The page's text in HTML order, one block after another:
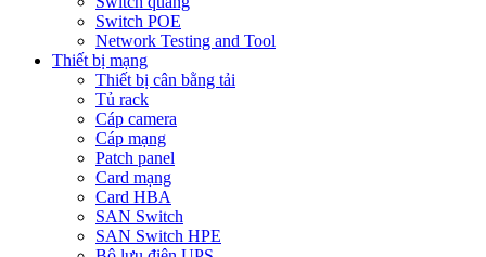
Switch POE
Network Testing and Tool
Thiết bị mạng
Thiết bị cân bằng tải
Tủ rack
Cáp camera
Cáp mạng
Patch panel
Card mạng
Card HBA
SAN Switch
SAN Switch HPE